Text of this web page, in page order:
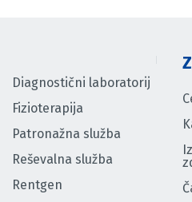
Diagnostični laboratorij
Fizioterapija
Patronažna služba
Reševalna služba
Rentgen